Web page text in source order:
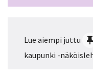
Lue aiempi juttu
kaupunki -